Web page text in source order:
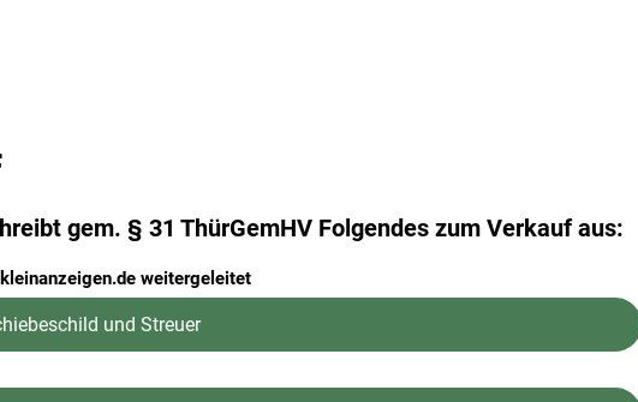
gem. § 31 ThürGemHV Folgendes zum Verkauf aus:
weitergeleitet
und Streuer